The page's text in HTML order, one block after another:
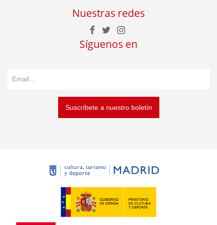
Nuestras redes
Síguenos en
Suscríbete a nuestro boletín